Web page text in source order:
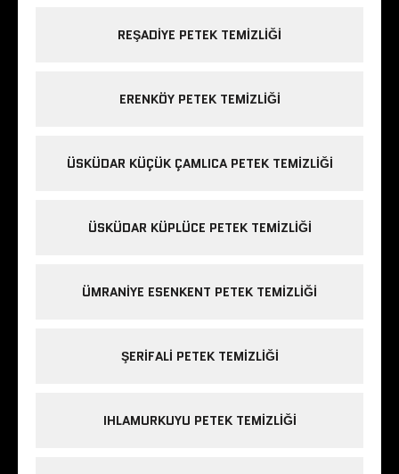
REŞADIYE PETEK TEMIZLIĞI
ERENKÖY PETEK TEMIZLIĞI
ÜSKÜDAR KÜÇÜK ÇAMLICA PETEK TEMIZLIĞI
ÜSKÜDAR KÜPLÜCE PETEK TEMIZLIĞI
ÜMRANIYE ESENKENT PETEK TEMIZLIĞI
ŞERIFALI PETEK TEMIZLIĞI
IHLAMURKUYU PETEK TEMIZLIĞI